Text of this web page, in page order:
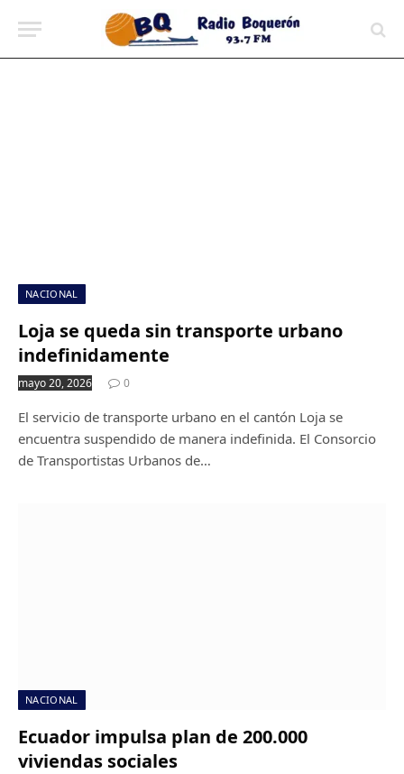
NACIONAL
Loja se queda sin transporte urbano
indefinidamente
mayo 20, 2026 0
El servicio de transporte urbano en el cantón Loja se
encuentra suspendido de manera indefinida. El Consorcio
de Transportistas Urbanos de…
NACIONAL
Ecuador impulsa plan de 200.000
viviendas sociales